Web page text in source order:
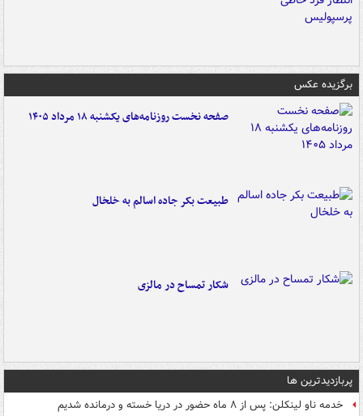
برگزیده عکس
صفحه نخست روزنامه‌های یکشنبه ۱۸ مرداد ۱۴۰۵
طبیعت بکر جاده اسالم به خلخال
شکار تمساح در مالزی
پربازدیدترین ها
خدمه ناو لینکلن: پس از ۸ ماه حضور در دریا خسته و درمانده‌ شدیم